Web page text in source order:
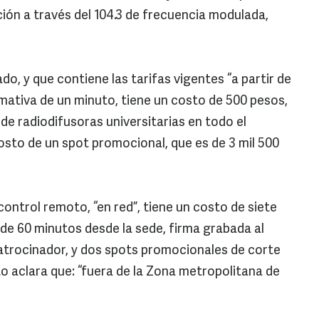
a través del 104.3 de frecuencia modulada,
y que contiene las tarifas vigentes “a partir de
de un minuto, tiene un costo de 500 pesos,
radiodifusoras universitarias en todo el
de un spot promocional, que es de 3 mil 500
remoto, “en red”, tiene un costo de siete
60 minutos desde la sede, firma grabada al
y dos spots promocionales de corte
aclara que: “fuera de la Zona metropolitana de